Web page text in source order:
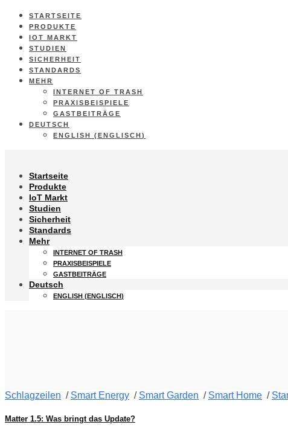
STARTSEITE
PRODUKTE
IOT MARKT
STUDIEN
SICHERHEIT
STANDARDS
MEHR
INTERNET OF TRASH
PRAXISBEISPIELE
GASTBEITRÄGE
DEUTSCH
ENGLISH (ENGLISCH)
Startseite
Produkte
IoT Markt
Studien
Sicherheit
Standards
Mehr
INTERNET OF TRASH
PRAXISBEISPIELE
GASTBEITRÄGE
Deutsch
ENGLISH (ENGLISCH)
Schlagzeilen / Smart Energy / Smart Garden / Smart Home /
Matter 1.5: Was bringt das Update?